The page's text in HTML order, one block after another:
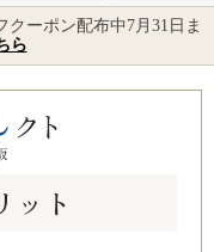
ーポン配布中7月31日ま
ら